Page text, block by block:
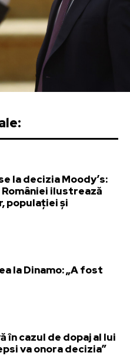
la decizia Moody’s:
ilustrează
populației și
la Dinamo: „A fost
în cazul de dopaj al lui
va onora decizia”